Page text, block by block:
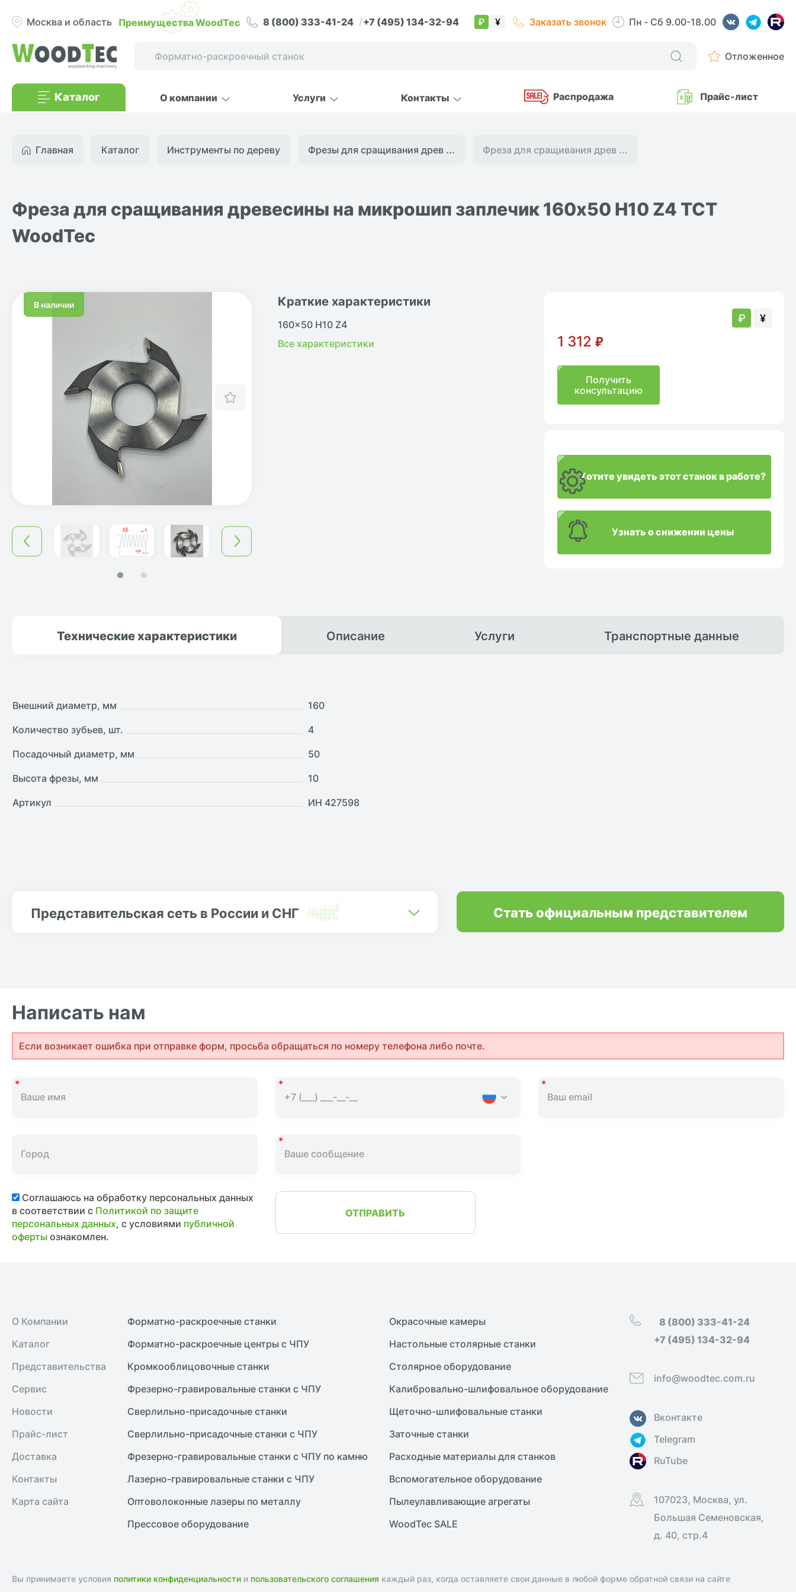
Москва и область Преимущества WoodTec 8 (800) 333-41-24 +7 (495) 134-32-94 ₽ ¥ Заказать звонок Пн - Сб 9.00-18.00
Отложенное
Каталог О компании Услуги Контакты Распродажа Прайс-лист
Главная Каталог Инструменты по дереву Фрезы для сращивания древ ... Фреза для сращивания древ ...
Фреза для сращивания древесины на микрошип заплечик 160x50 H10 Z4 ТСТ
WoodTec
В наличии В наличии
Краткие характеристики
160x50 H10 Z4
Все характеристики
₽ ¥
1 312 ₽
Получить
консультацию
Хотите увидеть этот станок в работе?
Узнать о снижении цены
Техническиехарактеристики Описание Услуги Транспортные данные
Внешний диаметр, мм
160
Количество зубьев, шт.
4
Посадочный диаметр, мм
50
Высота фрезы, мм
10
Артикул
ИН 427598
Представительская сеть в России и СНГ Стать официальным представителем
Написать нам
Если возникает ошибка при отправке форм, просьба обращаться по номеру телефона либо почте.
Соглашаюсь на обработку персональных данных
в соответствии с Политикой по защите
персональных данных, с условиями публичной
офертыознакомлен.
ОТПРАВИТЬ
О Компании
Каталог
Представительства
Сервис
Новости
Прайс-лист
Доставка
Контакты
Карта сайта
Форматно-раскроечные станки
Форматно-раскроечные центры с ЧПУ
Кромкооблицовочные cтанки
Фрезерно-гравировальные станки с ЧПУ
Сверлильно-присадочные станки
Сверлильно-присадочные станки с ЧПУ
Фрезерно-гравировальные станки с ЧПУ по камню
Лазерно-гравировальные станки с ЧПУ
Оптоволоконные лазеры по металлу
Прессовое оборудование
Окрасочные камеры
Настольные столярные станки
Столярное оборудование
Калибровально-шлифовальное оборудование
Щеточно-шлифовальные станки
Заточные станки
Расходные материалы для станков
Вспомогательное оборудование
Пылеулавливающие агрегаты
WoodTec SALE
8 (800) 333-41-24
+7 (495) 134-32-94
info@woodtec.com.ru
Вконтакте
Telegram
RuTube
107023, Москва, ул.
Большая Семеновская,
д. 40, стр.4
Вы принимаете условия политики конфиденциальности и пользовательского соглашения каждый раз, когда оставляете свои данные в любой форме обратной связи на сайте